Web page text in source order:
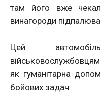
там його вже
винагороди
Цей
як гуманітарна
бойових задач.